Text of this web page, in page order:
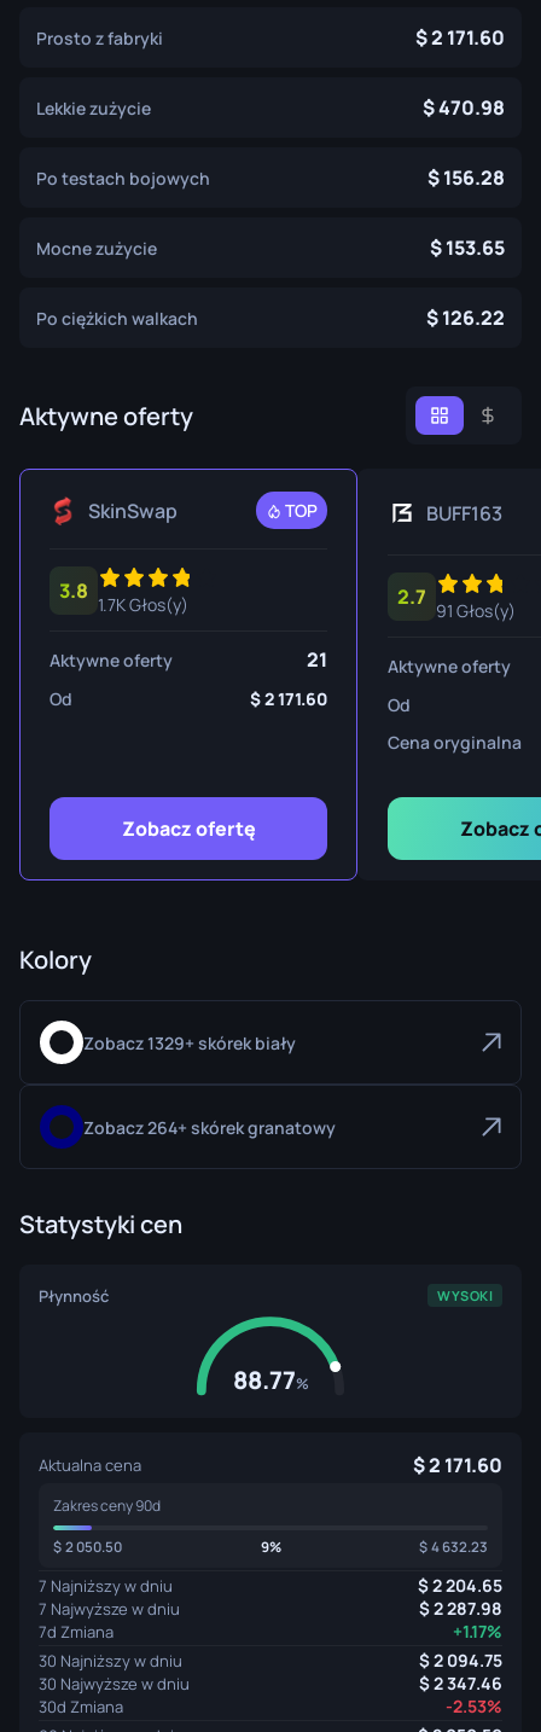
Prosto z fabryki 2 171.60
Lekkie zużycie 470.98
Po testach bojowych 156.28
Mocne zużycie 153.65
Po ciężkich walkach 126.22
Aktywne oferty
SkinSwap TOP
3.8
1.7K Głos(y)
Aktywne oferty 21
Od 2 171.60
Zobacz ofertę
BUFF163
2.7
91 Głos(y)
Aktywne oferty
Od
Cena oryginalna
Zobacz
Kolory
Zobacz 1329+ skórek biały
Zobacz 264+ skórek granatowy
Statystyki cen
Płynność WYSOKI
88.77%
Aktualna cena 2 171.60
Zakres ceny 90d
2 050.50 9% 4 632.23
7 Najniższy w dniu 2 204.65
7 Najwyższe w dniu 2 287.98
7d Zmiana +1.17%
30 Najniższy w dniu 2 094.75
30 Najwyższe w dniu 2 347.46
30d Zmiana -2.53%